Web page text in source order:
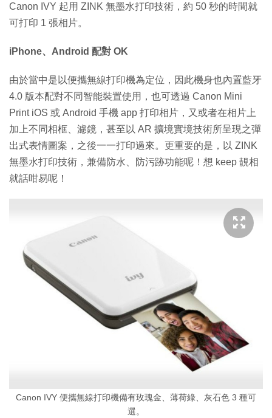
Canon IVY 起用 ZINK 無墨水打印技術，約 50 秒的時間就
可打印 1 張相片。
iPhone、Android 配對 OK
由於當中是以便攜無線打印機為定位，因此機身也內置藍牙
4.0 版本配對不同智能裝置使用，也可透過 Canon Mini
Print iOS 或 Android 手機 app 打印相片，又或者在相片上
加上不同相框、濾鏡，甚至以 AR 擴境實境技術所呈現之彈
出式表情圖案，之後一一打印過來。更重要的是，以 ZINK
無墨水打印技術，兼備防水、防污跡功能呢！想 keep 靚相
就話咁易呢！
Canon IVY 便攜無線打印機備有玫瑰金、薄荷綠、灰石色 3 種可
選。